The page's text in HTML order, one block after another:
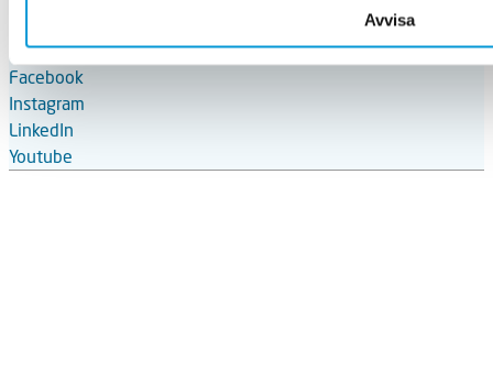
Avvisa
Följ oss på
Facebook
Instagram
LinkedIn
Youtube